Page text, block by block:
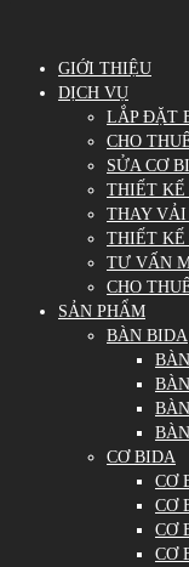
GIỚI THIỆU
DỊCH VỤ
LẮP ĐẶT
CHO
SỬA CƠ
THIẾT KẾ
THAY
THIẾT KẾ
TƯ VẤN
CHO
SẢN PHẨM
BÀN BIDA
CƠ BIDA
CƠ
CƠ
CƠ
CƠ